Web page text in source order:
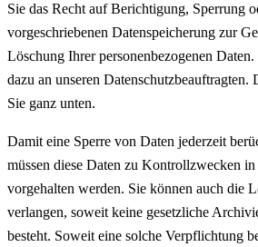
Sie das Recht auf Berichtigung, Sperrung
vorgeschriebenen Datenspeicherung zur
Löschung Ihrer personenbezogenen
dazu an unseren
Sie ganz unten.
Damit eine Sperre von Daten jederzeit
müssen diese Daten zu Kontrollzwecken in
vorgehalten werden. Sie können auch die
verlangen, soweit keine gesetzliche
besteht. Soweit eine solche Verpflichtung